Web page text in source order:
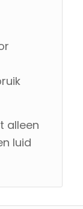
alleen
luid